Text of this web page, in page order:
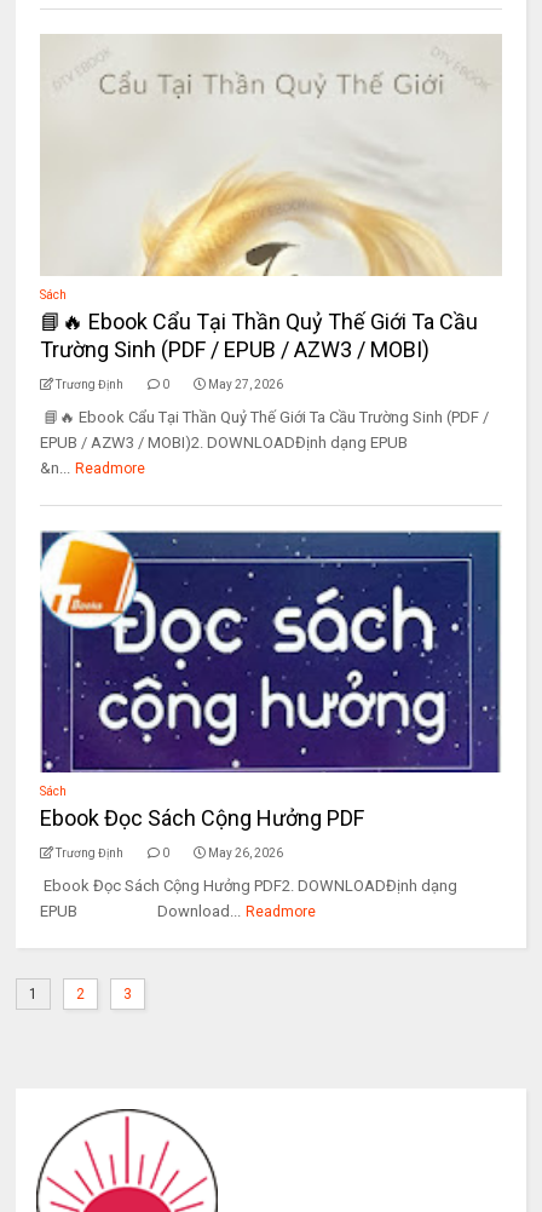
Sách
📘🔥 Ebook Cẩu Tại Thần Quỷ Thế Giới Ta Cầu
Trường Sinh (PDF / EPUB / AZW3 / MOBI)
Trương Định 0 May 27, 2026
📘🔥 Ebook Cẩu Tại Thần Quỷ Thế Giới Ta Cầu Trường Sinh (PDF /
EPUB / AZW3 / MOBI)2. DOWNLOADĐịnh dạng EPUB
&n... Readmore
Sách
Ebook Đọc Sách Cộng Hưởng PDF
Trương Định 0 May 26, 2026
Ebook Đọc Sách Cộng Hưởng PDF2. DOWNLOADĐịnh dạng
EPUB Download... Readmore
1 2 3